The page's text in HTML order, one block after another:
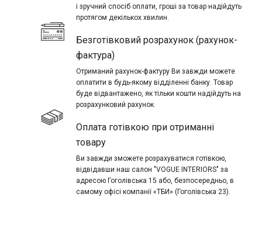
і зручний спосіб оплати, гроші за товар надійдуть
протягом декількох хвилин.
Безготівковий розрахунок (рахунок-
фактура)
Отриманий рахунок-фактуру Ви завжди можете
оплатити в будь-якому відділенні банку. Товар
буде відвантажено, як тільки кошти надійдуть на
розрахунковий рахунок.
Оплата готівкою при отриманні
товару
Ви завжди зможете розрахуватися готівкою,
відвідавши наш салон "VOGUE INTERIORS" за
адресою Гоголівська 15 або, безпосередньо, в
самому офісі компанії «ТБИ» (Гоголівська 23).